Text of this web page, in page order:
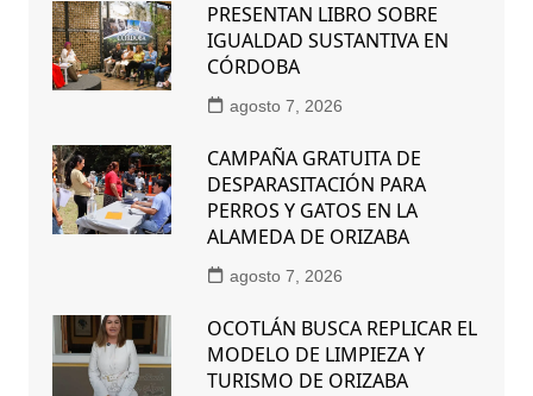
PRESENTAN LIBRO SOBRE
IGUALDAD SUSTANTIVA EN
CÓRDOBA
agosto 7, 2026
CAMPAÑA GRATUITA DE
DESPARASITACIÓN PARA
PERROS Y GATOS EN LA
ALAMEDA DE ORIZABA
agosto 7, 2026
OCOTLÁN BUSCA REPLICAR EL
MODELO DE LIMPIEZA Y
TURISMO DE ORIZABA